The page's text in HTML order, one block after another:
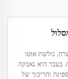
גולשת אוטו
בעבר היא נאבקה
והריכוך של